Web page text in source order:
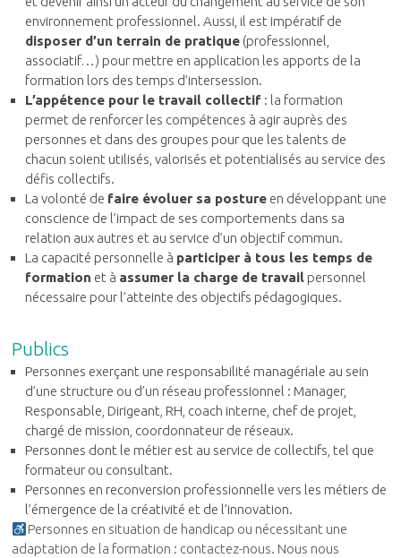
environnement professionnel. Aussi, il est impératif de
disposer d’un terrain de pratique (professionnel,
associatif…) pour mettre en application les apports de la
formation lors des temps d’intersession.
L’appétence pour le travail collectif : la formation
permet de renforcer les compétences à agir auprès des
personnes et dans des groupes pour que les talents de
chacun soient utilisés, valorisés et potentialisés au service des
défis collectifs.
La volonté de faire évoluer sa posture en développant une
conscience de l’impact de ses comportements dans sa
relation aux autres et au service d’un objectif commun.
La capacité personnelle à participer à tous les temps de
formation et à assumer la charge de travail personnel
nécessaire pour l’atteinte des objectifs pédagogiques.
Publics
Personnes exerçant une responsabilité managériale au sein
d’une structure ou d’un réseau professionnel : Manager,
Responsable, Dirigeant, RH, coach interne, chef de projet,
chargé de mission, coordonnateur de réseaux.
Personnes dont le métier est au service de collectifs, tel que
formateur ou consultant.
Personnes en reconversion professionnelle vers les métiers de
l’émergence de la créativité et de l’innovation.
Personnes en situation de handicap ou nécessitant une
adaptation de la formation : contactez-nous. Nous nous